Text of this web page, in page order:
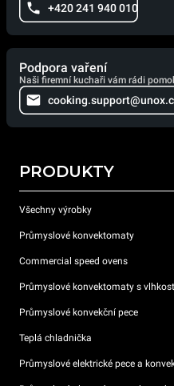
+420 241 940 010
Podpora vaření
Naši firemní kuchaři vám rádi
PRODUKTY
Všechny výrobky
Průmyslové konvektomaty
Commercial speed ovens
Průmyslové konvektomaty s
Průmyslové konvekční pece
Teplá chladnička
Průmyslové elektrické pece a